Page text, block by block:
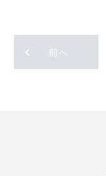
keyboard_arrow_left 前へ